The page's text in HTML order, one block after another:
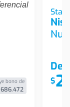
E-
bono de
2r
$